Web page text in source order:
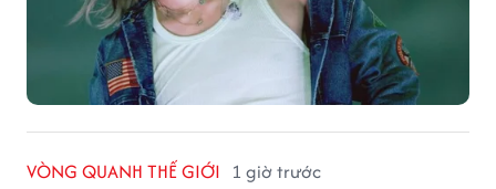
VÒNG QUANH THẾ GIỚI 1 giờ trước